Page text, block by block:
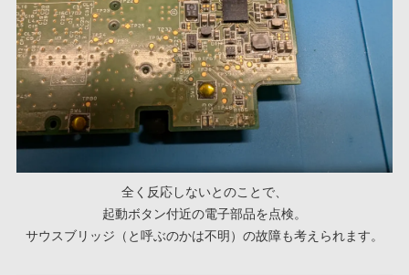
全く反応しないとのことで、
起動ボタン付近の電子部品を点検。
サウスブリッジ（と呼ぶのかは不明）の故障も考えられます。